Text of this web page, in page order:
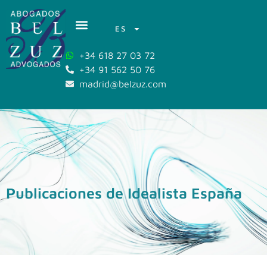
ES
+34 618 27 03 72
+34 91 562 50 76
madrid@belzuz.com
Publicaciones de Idealista España